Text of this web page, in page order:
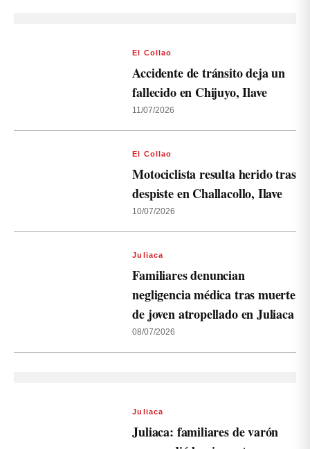
El Collao
Accidente de tránsito deja un
fallecido en Chijuyo, Ilave
11/07/2026
El Collao
Motociclista resulta herido tras
despiste en Challacollo, Ilave
10/07/2026
Juliaca
Familiares denuncian
negligencia médica tras muerte
de joven atropellado en Juliaca
08/07/2026
Juliaca
Juliaca: familiares de varón